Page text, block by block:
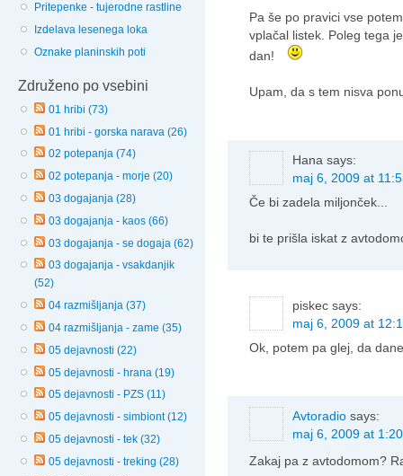
Pritepenke - tujerodne rastline
Izdelava lesenega loka
Oznake planinskih poti
Združeno po vsebini
01 hribi (73)
01 hribi - gorska narava (26)
02 potepanja (74)
02 potepanja - morje (20)
03 dogajanja (28)
03 dogajanja - kaos (66)
03 dogajanja - se dogaja (62)
03 dogajanja - vsakdanjik
(52)
04 razmišljanja (37)
04 razmišljanja - zame (35)
05 dejavnosti (22)
05 dejavnosti - hrana (19)
05 dejavnosti - PZS (11)
05 dejavnosti - simbiont (12)
05 dejavnosti - tek (32)
05 dejavnosti - treking (28)
Pa še po pravici vse
vplačal listek. Poleg tega
dan!
Upam, da s tem nisva
Hana says:
maj 6, 2009 at
Če bi zadela miljonček...
bi te prišla iskat z
piskec says:
maj 6, 2009 at
Ok, potem pa glej, da
Avtoradio says:
maj 6, 2009 at
Zakaj pa z avtodomom?